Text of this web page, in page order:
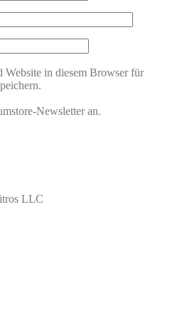
in diesem Browser für
Newsletter an.
LLC